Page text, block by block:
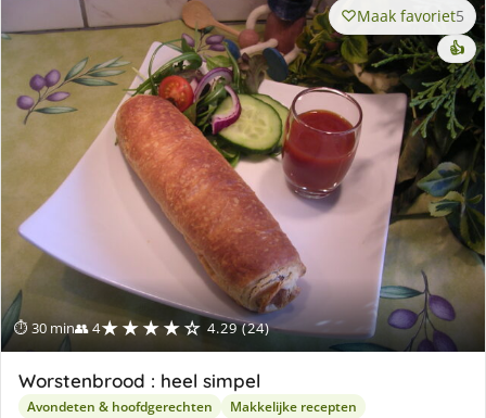
⏱ 30 min👥 4★★★★☆ 4.29 (24)
Maak favoriet5
👍
Worstenbrood : heel simpel
Avondeten & hoofdgerechten Makkelijke recepten